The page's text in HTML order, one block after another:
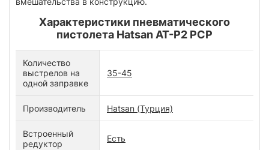
Характеристики пневматического
пистолета Hatsan AT-P2 PCP
Количество
выстрелов на
одной заправке
35-45
Производитель Hatsan (Турция)
Встроенный
редуктор
Есть